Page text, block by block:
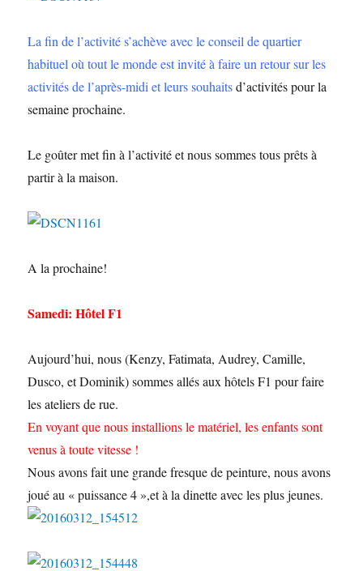
La fin de l’activité s’achève avec le conseil de quartier
habituel où tout le monde est invité à faire un retour sur les
activités de l’après-midi et leurs souhaitsd’activités pour la
semaine prochaine.
Le goûter met fin à l’activité et nous sommes tous prêts à
partir à la maison.
A la prochaine!
Samedi: Hôtel F1
Aujourd’hui, nous (Kenzy, Fatimata, Audrey, Camille,
Dusco, et Dominik) sommes allés aux hôtels F1 pour faire
les ateliers de rue.
En voyant que nous installions le matériel, les enfants sont
venus à toute vitesse !
Nous avons fait une grande fresque de peinture, nous avons
joué au « puissance 4 »,et à la dinette avec les plus jeunes.